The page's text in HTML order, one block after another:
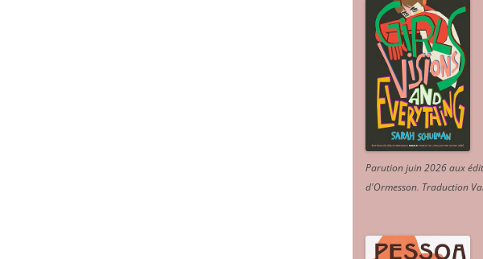
Parution juin 2026 aux
d'Ormesson. Traduction